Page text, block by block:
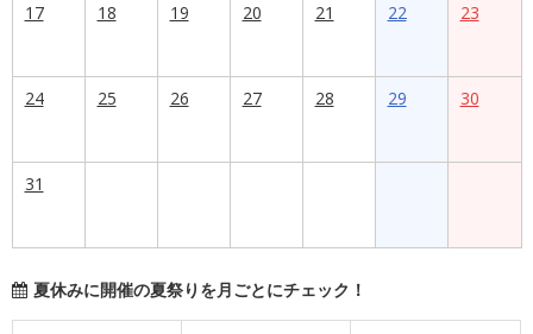
17
18 19 20 21 22 23
24 25 26 27 28 29 30
31
夏休みに開催の夏祭りを月ごとにチェック！